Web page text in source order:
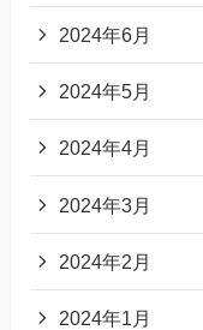
2024年6月
2024年5月
2024年4月
2024年3月
2024年2月
2024年1月